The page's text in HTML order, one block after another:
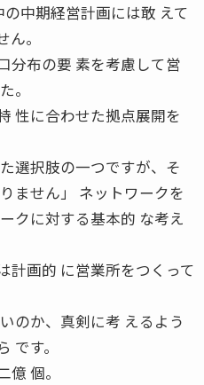
中期経営計画には敢 えて
。
分布の要 素を考慮して営
。
性に合わせた拠点展開を
選択肢の一つですが、そ
ません」 ネットワークを
ークに対する基本的 な考え
計画的 に営業所をつくって
のか、真剣に考 えるよう
です。
個。